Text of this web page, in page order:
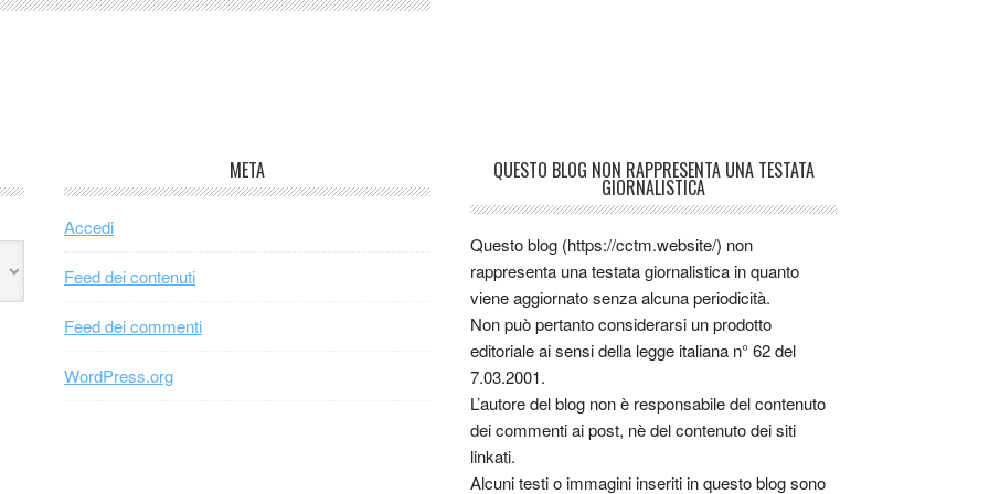
META
Accedi
Feed dei contenuti
Feed dei commenti
WordPress.org
QUESTO BLOG NON RAPPRESENTA UNA TESTATA
GIORNALISTICA
Questo blog (https://cctm.website/) non
rappresenta una testata giornalistica in quanto
viene aggiornato senza alcuna periodicità.
Non può pertanto considerarsi un prodotto
editoriale ai sensi della legge italiana n° 62 del
7.03.2001.
L’autore del blog non è responsabile del contenuto
dei commenti ai post, nè del contenuto dei siti
linkati.
Alcuni testi o immagini inseriti in questo blog sono